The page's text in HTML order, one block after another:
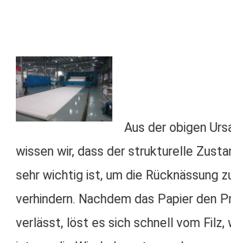
Aus der obigen
wissen wir, dass der strukturelle
sehr wichtig ist, um die Rücknässung
verhindern. Nachdem das Papier den
verlässt, löst es sich schnell vom Filz,